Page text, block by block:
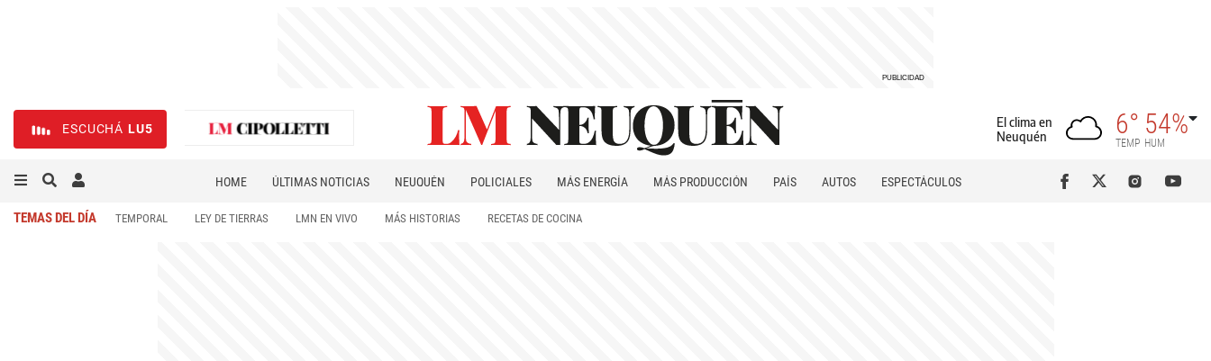
ESCUCHÁ LU5
El clima en
Neuquén
6°
TEMP
54%
HUM
HOME ÚLTIMAS NOTICIAS NEUQUÉN POLICIALES MÁS ENERGÍA MÁS PRODUCCIÓN PAÍS AUTOS
ESPECTÁCULOS
TEMAS DEL DÍA TEMPORAL LEY DE TIERRAS LMN EN VIVO MÁS HISTORIAS RECETAS DE COCINA